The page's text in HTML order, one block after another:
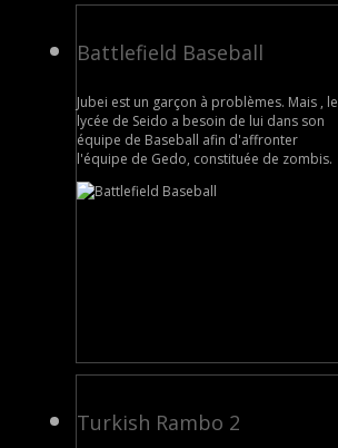
Battlefield Baseball
Jubei est un garçon à problèmes. Mais , le
lycée de Seido a besoin de lui dans son
équipe de Baseball afin d'affronter
l'équipe de Gedo, constituée de zombis.
Turkish Rambo 2